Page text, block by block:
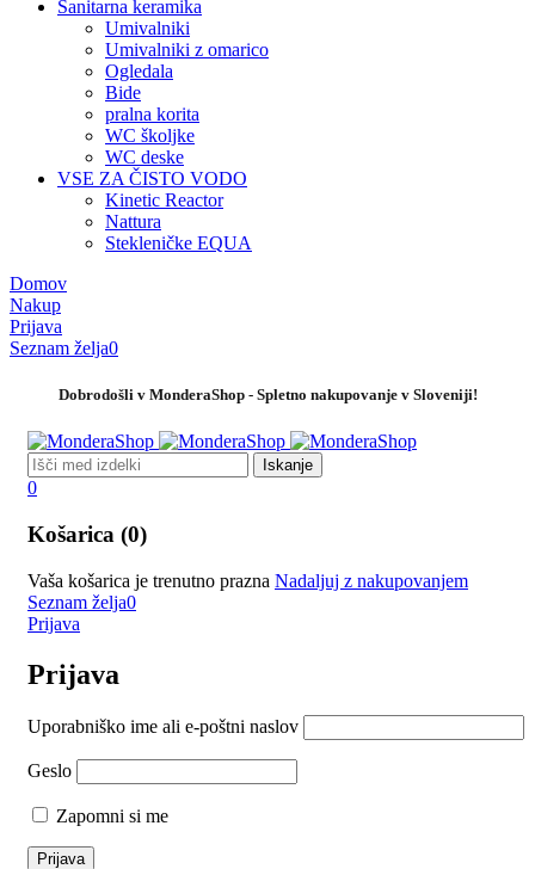
Sanitarna keramika
Umivalniki
Umivalniki z omarico
Ogledala
Bide
pralna korita
WC školjke
WC deske
VSE ZA ČISTO VODO
Kinetic Reactor
Nattura
Stekleničke EQUA
Domov
Nakup
Prijava
Seznam želja0
Dobrodošli v MonderaShop - Spletno nakupovanje v Sloveniji!
0
Košarica (0)
Vaša košarica je trenutno prazna Nadaljuj z nakupovanjem
Seznam želja0
Prijava
Prijava
Uporabniško ime ali e-poštni naslov
Geslo
Zapomni si me